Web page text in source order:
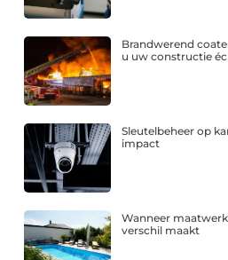
Brandwerend
u uw constructie
Sleutelbeheer op
impact
Wanneer
verschil maakt